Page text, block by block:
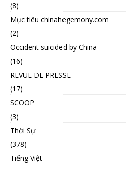
(8)
Mục tiêu chinahegemony.com
(2)
Occident suicided by China
(16)
REVUE DE PRESSE
(17)
SCOOP
(3)
Thời Sự
(378)
Tiếng Việt